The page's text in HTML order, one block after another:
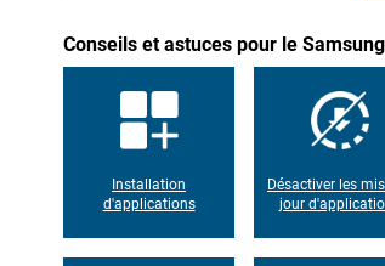
Conseils et astuces pour le
Installation
d'applications
Désactiver les
jour